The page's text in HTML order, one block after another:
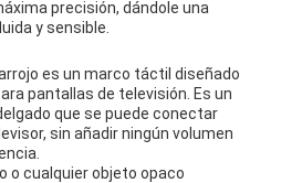
precisión, dándole una
y sensible.
es un marco táctil diseñado
pantallas de televisión. Es un
que se puede conectar
sin añadir ningún volumen
o cualquier objeto opaco